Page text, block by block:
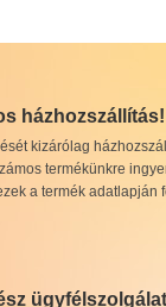
házhozszállítás!
kizárólag
termékünkre
a termék adatlapján
ügyfélszolgálat